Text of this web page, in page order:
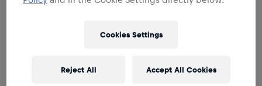
YOUTH
Youth RBL PUMA Heimtrikot
Herren RBL PUMA Heimtrikot
Cookies Settings
Reject All Accept All Cookies